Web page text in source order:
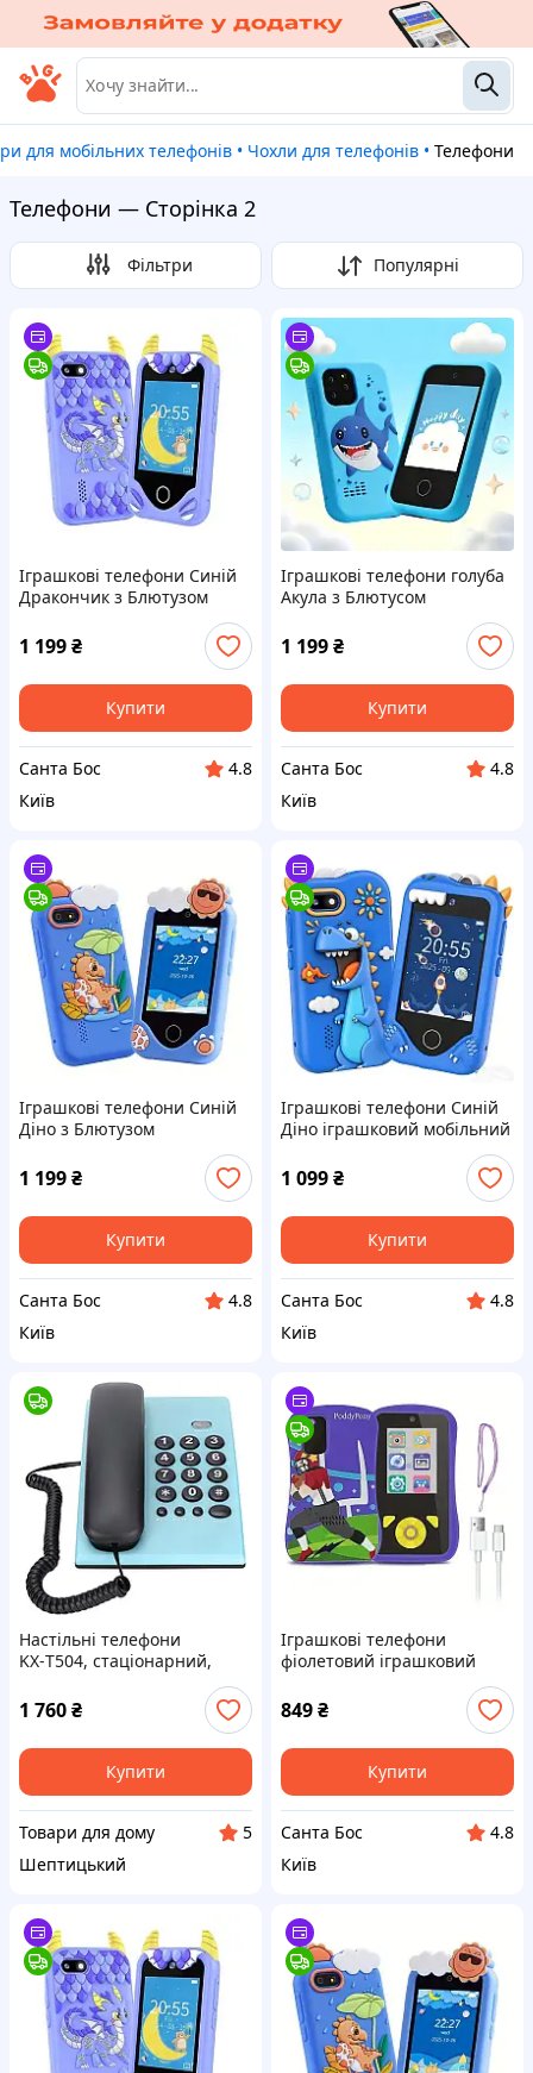
для мобільних телефонів • Чохли для телефонів • Телефони
Телефони — Сторінка 2
Фільтри Популярні
Іграшкові телефони Синій
Дракончик з Блютузом
телефон інтерактивний
1 199₴
Купити
Санта Бос
4.8
Київ
Іграшкові телефони голуба
Акула з Блютусом
телефон інтерактивний
1 199₴
Купити
Санта Бос
4.8
Київ
Іграшкові телефони Синій
Діно з Блютузом
телефон інтерактивний
1 199₴
Купити
Санта Бос
4.8
Київ
Іграшкові телефони Синій
Діно іграшковий мобільний
1 099₴
Купити
Санта Бос
4.8
Київ
Настільні телефони
KX‑T504, стаціонарний,
дротовий телефон із
батарейним живленням
1 760₴
Купити
Товари для дому
5
Шептицький
Іграшкові телефони
фіолетовий іграшковий
кнопками, інтерактивний
849₴
Купити
Санта Бос
4.8
Київ